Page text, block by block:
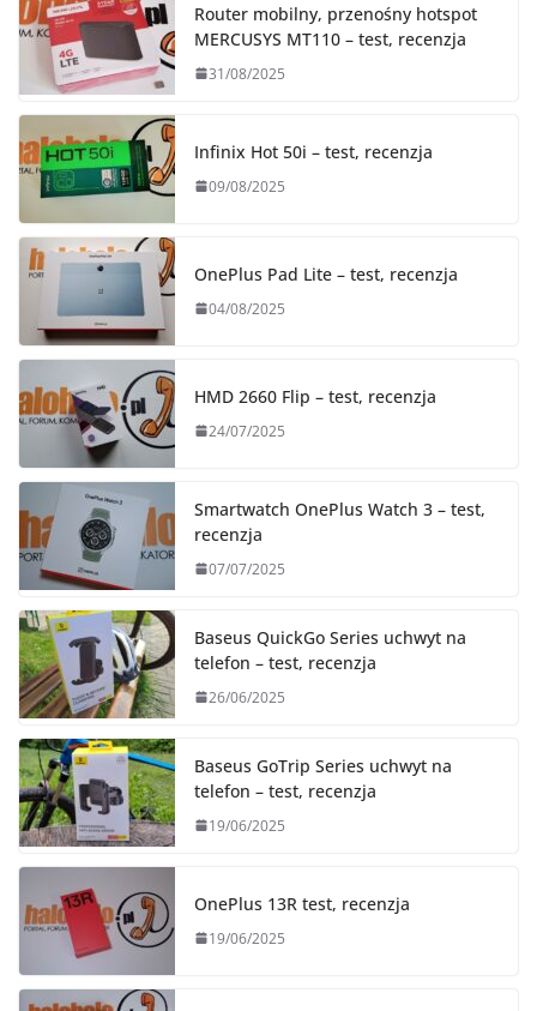
Router mobilny, przenośny hotspot
MERCUSYS MT110 – test, recenzja
31/08/2025
Infinix Hot 50i – test, recenzja
09/08/2025
OnePlus Pad Lite – test, recenzja
04/08/2025
HMD 2660 Flip – test, recenzja
24/07/2025
Smartwatch OnePlus Watch 3 – test,
recenzja
07/07/2025
Baseus QuickGo Series uchwyt na
telefon – test, recenzja
26/06/2025
Baseus GoTrip Series uchwyt na
telefon – test, recenzja
19/06/2025
OnePlus 13R test, recenzja
19/06/2025